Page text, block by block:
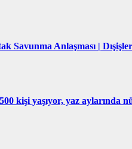
Savunma Anlaşması |
kişi yaşıyor, yaz aylarında